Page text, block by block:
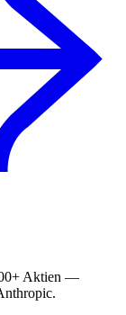
Aktien —